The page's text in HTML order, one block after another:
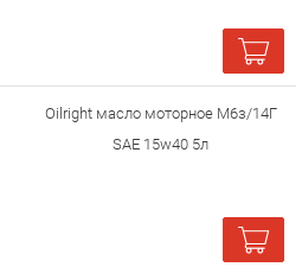
Oilright масло моторное М6з/14Г
SAE 15w40 5л